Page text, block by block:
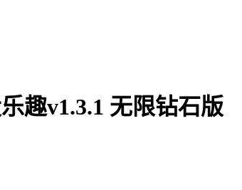
趣v1.3.1 无限钻石版